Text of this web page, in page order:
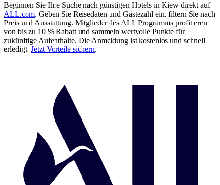
Beginnen Sie Ihre Suche nach günstigen Hotels in Kiew direkt auf
ALL.com. Geben Sie Reisedaten und Gästezahl ein, filtern Sie nach
Preis und Ausstattung. Mitglieder des ALL Programms profitieren
von bis zu 10 % Rabatt und sammeln wertvolle Punkte für
zukünftige Aufenthalte. Die Anmeldung ist kostenlos und schnell
erledigt. Jetzt Vorteile sichern.